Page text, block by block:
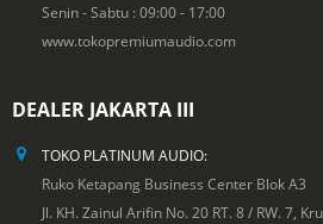
Senin - Sabtu : 09:00 - 17:00
www.tokopremiumaudio.com
DEALER JAKARTA III
TOKO PLATINUM AUDIO:
Ruko Ketapang Business Center Blok A3
Jl. KH. Zainul Arifin No. 20 RT. 8 / RW. 7,